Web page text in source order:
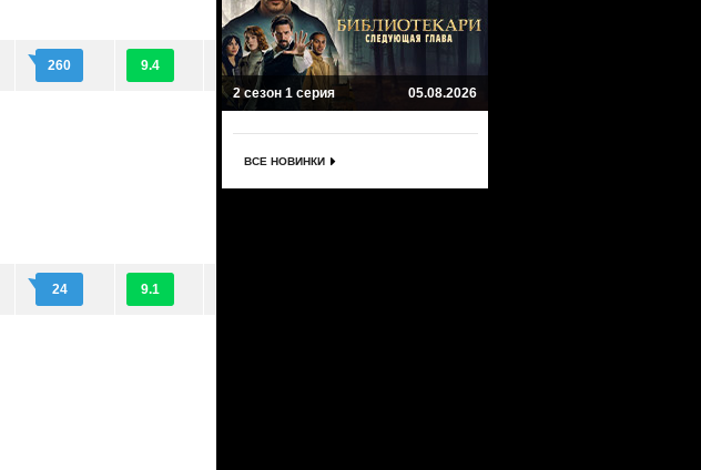
260 9.4
24 9.1
2 сезон 1 серия 05.08.2026
ВСЕ НОВИНКИ